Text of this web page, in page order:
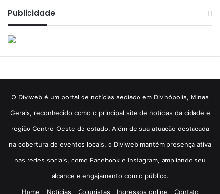
Publicidade
​O Diviweb é um portal de notícias sediado em Divinópolis, Minas
Gerais, reconhecido como o principal site de notícias da cidade e
região Centro-Oeste do estado. Além de sua atuação destacada
na cobertura de eventos locais, o Diviweb mantém presença ativa
nas redes sociais, como Facebook e Instagram, ampliando seu
alcance e engajamento com o público.
Home
Notícias Colunistas Ingressos online Contato